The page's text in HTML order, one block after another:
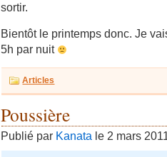
sortir.
Bientôt le printemps donc. Je
5h par nuit
Articles
Poussière
Publié par Kanata le 2 mars